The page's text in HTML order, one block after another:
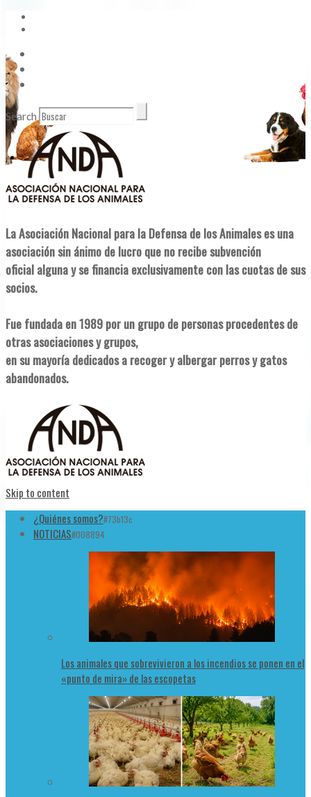
Search
La Asociación Nacional para la Defensa de los Animales es una
asociación sin ánimo de lucro que no recibe subvención
oficial alguna y se financia exclusivamente con las cuotas de sus
socios.
Fue fundada en 1989 por un grupo de personas procedentes de
otras asociaciones y grupos,
en su mayoría dedicados a recoger y albergar perros y gatos
abandonados.
Skip to content
¿Quiénes somos?#73b13c
NOTICIAS#008894
Los animales que sobrevivieron a los incendios se ponen en el
«punto de mira» de las escopetas